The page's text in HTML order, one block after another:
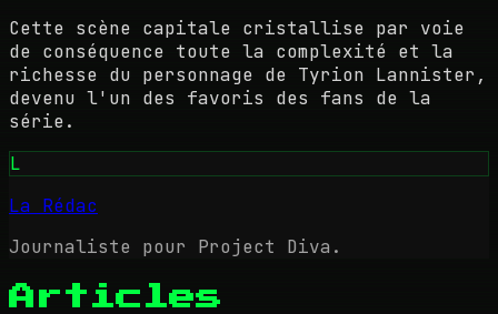
Cette scène capitale cristallise par voie
de conséquence toute la complexité et la
richesse du personnage de Tyrion Lannister,
devenu l'un des favoris des fans de la
série.
L
La Rédac
Journaliste pour Project Diva.
Articles